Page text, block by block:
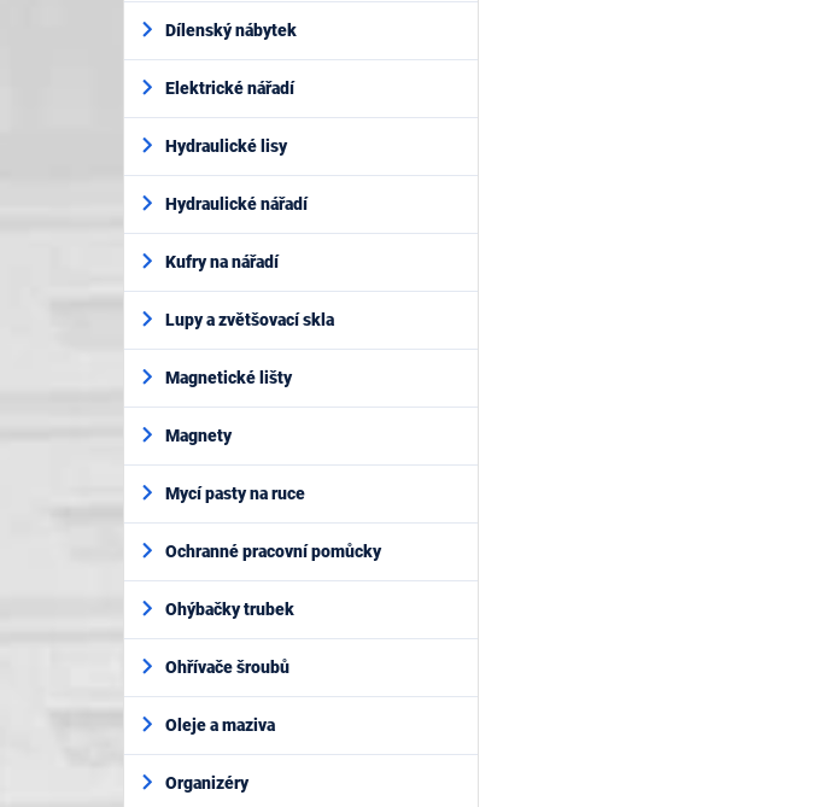
Dílenský nábytek
Elektrické nářadí
Hydraulické lisy
Hydraulické nářadí
Kufry na nářadí
Lupy a zvětšovací skla
Magnetické lišty
Magnety
Mycí pasty na ruce
Ochranné pracovní pomůcky
Ohýbačky trubek
Ohřívače šroubů
Oleje a maziva
Organizéry